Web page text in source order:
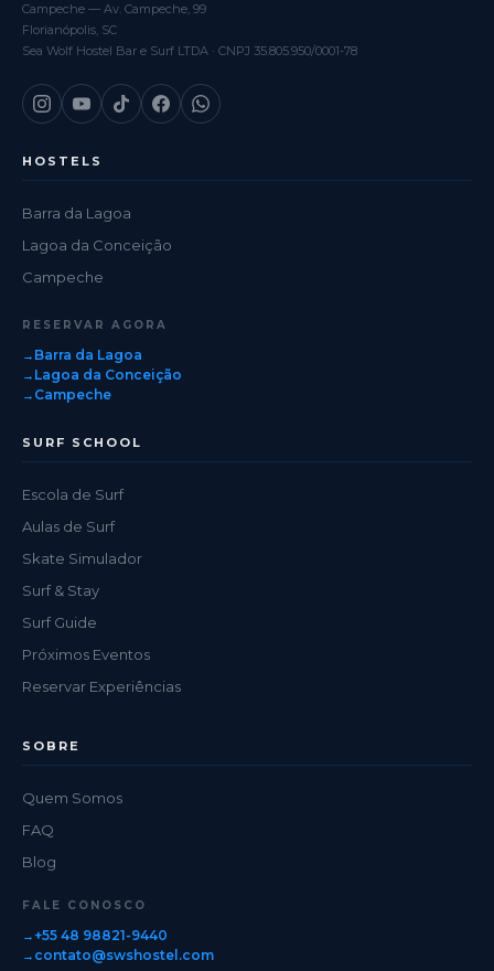
Campeche — Av. Campeche, 99
Florianópolis, SC
Sea Wolf Hostel Bar e Surf LTDA · CNPJ 35.805.950/0001-78
HOSTELS
Barra da Lagoa
Lagoa da Conceição
Campeche
RESERVAR AGORA
Barra da Lagoa
Lagoa da Conceição
Campeche
SURF SCHOOL
Escola de Surf
Aulas de Surf
Skate Simulador
Surf & Stay
Surf Guide
Próximos Eventos
Reservar Experiências
SOBRE
Quem Somos
FAQ
Blog
FALE CONOSCO
+55 48 98821-9440
contato@swshostel.com